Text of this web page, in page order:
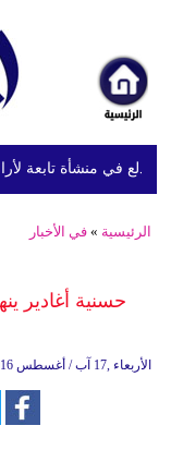
في منشأة تابعة
الرئيسية »في الأخبار
حسنية أغادير
13:35 2016 الأربعاء ,17 آب / أغسطس